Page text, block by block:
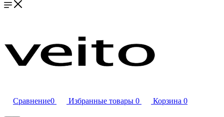
Сравнение0 Избранные товары 0 Корзина 0